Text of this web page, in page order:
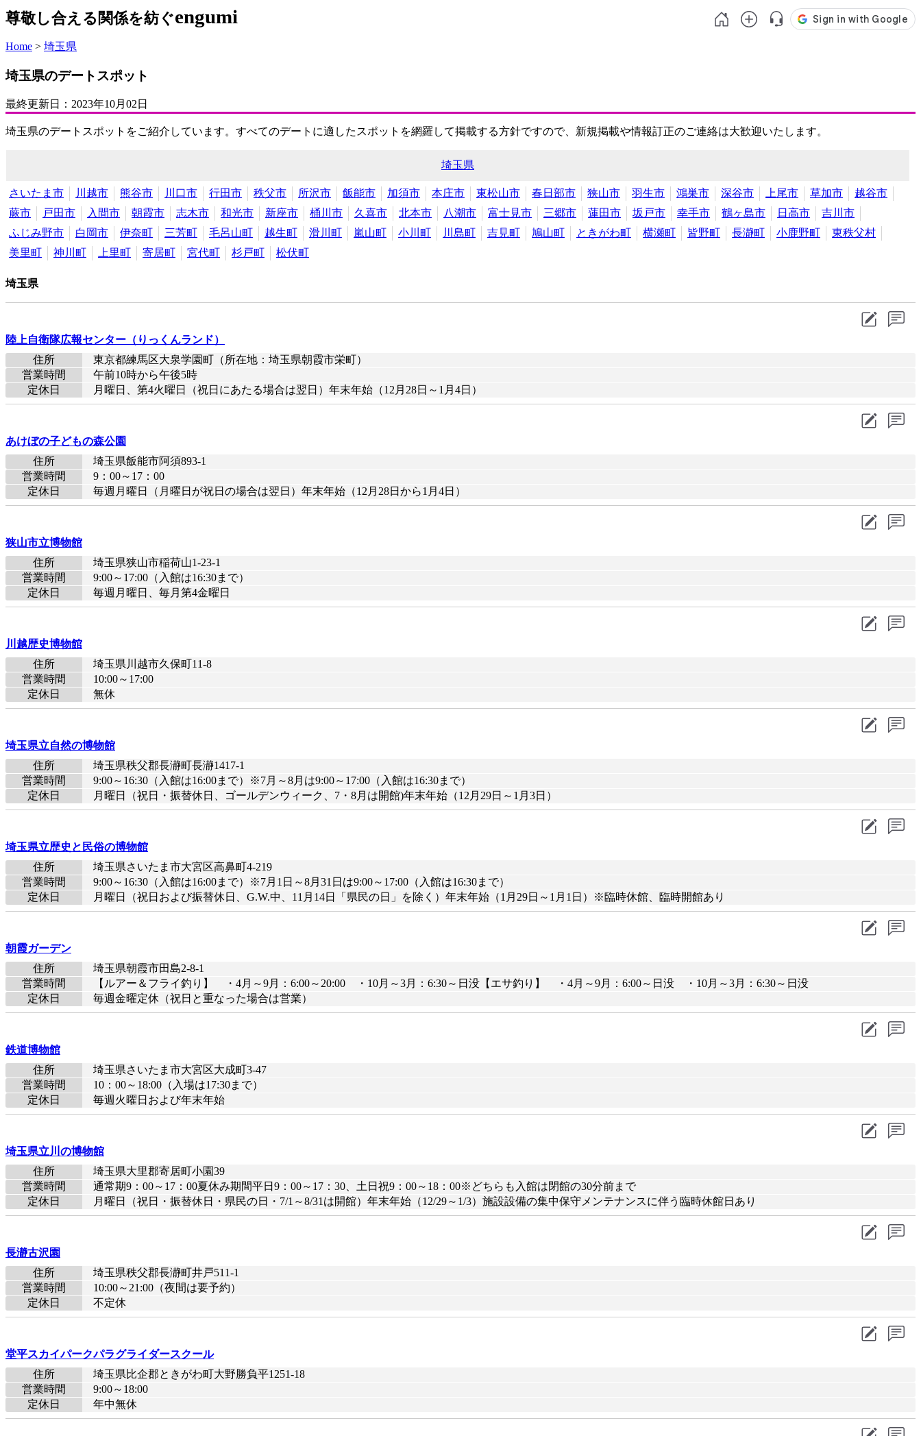
尊敬し合える関係を紡ぐengumi
Home > 埼玉県
埼玉県のデートスポット
最終更新日： 2023年10月02日
埼玉県のデートスポットをご紹介しています。すべてのデートに適したスポットを網羅して掲載する方針ですので、新規掲載や情報訂正のご連絡は大歓迎いたします。
埼玉県
さいたま市 川越市 熊谷市 川口市 行田市 秩父市 所沢市 飯能市 加須市 本庄市 東松山市 春日部市 狭山市 羽生市 鴻巣市 深谷市 上尾市 草加市
越谷市
蕨市
戸田市 入間市 朝霞市 志木市 和光市 新座市 桶川市 久喜市 北本市 八潮市 富士見市 三郷市 蓮田市 坂戸市 幸手市 鶴ヶ島市 日高市
吉川市
ふじみ野市
白岡市 伊奈町 三芳町 毛呂山町 越生町 滑川町 嵐山町 小川町 川島町 吉見町 鳩山町 ときがわ町 横瀬町 皆野町 長瀞町 小鹿野町
東秩父村
美里町
神川町 上里町 寄居町 宮代町 杉戸町 松伏町
埼玉県
陸上自衛隊広報センター（りっくんランド）
住所
東京都練馬区大泉学園町（所在地：埼玉県朝霞市栄町）
営業時間
午前10時から午後5時
定休日
月曜日、第4火曜日（祝日にあたる場合は翌日）年末年始（12月28日～1月4日）
あけぼの子どもの森公園
住所
埼玉県飯能市阿須893-1
営業時間
9：00～17：00
定休日
毎週月曜日（月曜日が祝日の場合は翌日）年末年始（12月28日から1月4日）
狭山市立博物館
住所
埼玉県狭山市稲荷山1-23-1
営業時間
9:00～17:00（入館は16:30まで）
定休日
毎週月曜日、毎月第4金曜日
川越歴史博物館
住所
埼玉県川越市久保町11-8
営業時間
10:00～17:00
定休日
無休
埼玉県立自然の博物館
住所
埼玉県秩父郡長瀞町長瀞1417-1
営業時間
9:00～16:30（入館は16:00まで）※7月～8月は9:00～17:00（入館は16:30まで）
定休日
月曜日（祝日・振替休日、ゴールデンウィーク、7・8月は開館)年末年始（12月29日～1月3日）
埼玉県立歴史と民俗の博物館
住所
埼玉県さいたま市大宮区高鼻町4-219
営業時間
9:00～16:30（入館は16:00まで）※7月1日～8月31日は9:00～17:00（入館は16:30まで）
定休日
月曜日（祝日および振替休日、G.W.中、11月14日「県民の日」を除く）年末年始（1月29日～1月1日）※臨時休館、臨時開館あり
朝霞ガーデン
住所
埼玉県朝霞市田島2-8-1
営業時間
【ルアー＆フライ釣り】 ・4月～9月：6:00～20:00 ・10月～3月：6:30～日没【エサ釣り】 ・4月～9月：6:00～日没 ・10月～3月：6:30～日没
定休日
毎週金曜定休（祝日と重なった場合は営業）
鉄道博物館
住所
埼玉県さいたま市大宮区大成町3-47
営業時間
10：00～18:00（入場は17:30まで）
定休日
毎週火曜日および年末年始
埼玉県立川の博物館
住所
埼玉県大里郡寄居町小園39
営業時間
通常期9：00～17：00夏休み期間平日9：00～17：30、土日祝9：00～18：00※どちらも入館は閉館の30分前まで
定休日
月曜日（祝日・振替休日・県民の日・7/1～8/31は開館）年末年始（12/29～1/3）施設設備の集中保守メンテナンスに伴う臨時休館日あり
長瀞古沢園
住所
埼玉県秩父郡長瀞町井戸511-1
営業時間
10:00～21:00（夜間は要予約）
定休日
不定休
堂平スカイパークパラグライダースクール
住所
埼玉県比企郡ときがわ町大野勝負平1251-18
営業時間
9:00～18:00
定休日
年中無休